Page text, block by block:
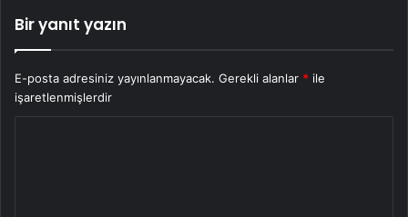
Bir yanıt yazın
E-posta adresiniz yayınlanmayacak. Gerekli alanlar * ile
işaretlenmişlerdir